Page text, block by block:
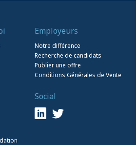
Employeurs
Notre différence
Recherche de candidats
Publier une offre
Conditions Générales de Vente
Social